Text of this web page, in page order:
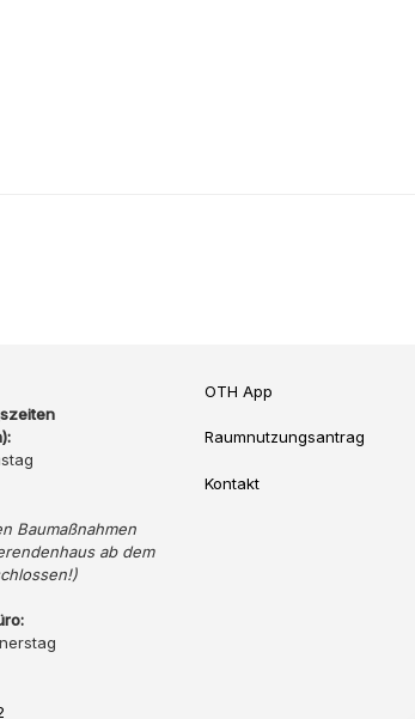
Baumaßnahmen
ab dem
OTH App
Raumnutzungsantrag
Kontakt